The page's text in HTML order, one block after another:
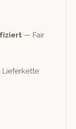
— Fair
Lieferkette